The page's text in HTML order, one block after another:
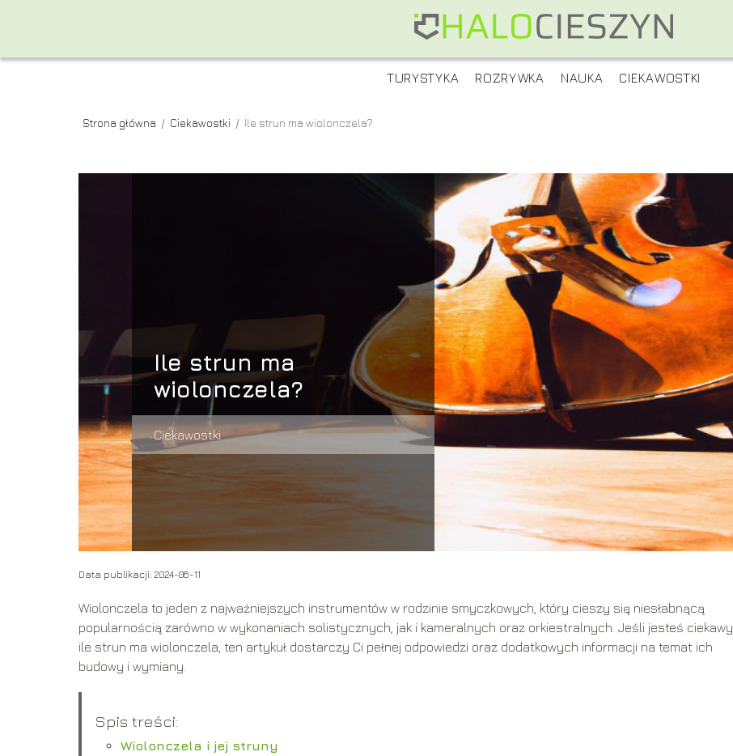
TURYSTYKA ROZRYWKA NAUKA CIEKAWOSTKI
Strona główna / Ciekawostki / Ile strun ma wiolonczela?
Ile strun ma
wiolonczela?
Ciekawostki
Data publikacji: 2024-06-11
Wiolonczela to jeden z najważniejszych instrumentów w rodzinie smyczkowych, który cieszy się niesłabnącą
popularnością zarówno w wykonaniach solistycznych, jak i kameralnych oraz orkiestralnych. Jeśli jesteś ciekawy,
ile strun ma wiolonczela, ten artykuł dostarczy Ci pełnej odpowiedzi oraz dodatkowych informacji na temat ich
budowy i wymiany.
Spis treści:
Wiolonczela i jej struny